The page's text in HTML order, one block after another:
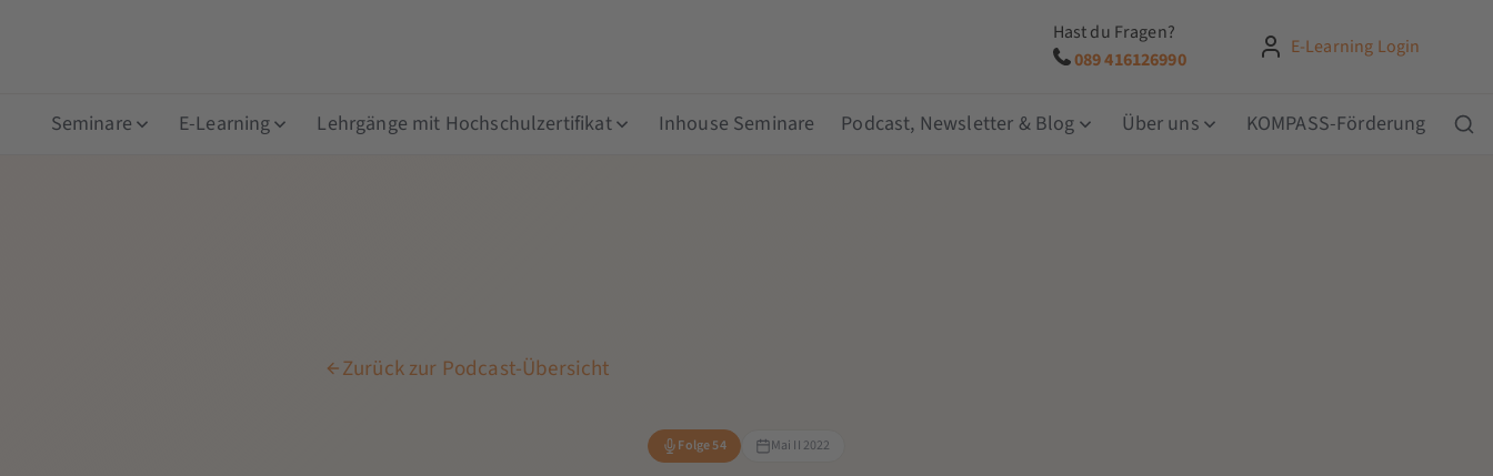
Hast du Fragen?
089 416126990
E-Learning Login
Seminare E-Learning Lehrgänge mit Hochschulzertifikat Inhouse Seminare Podcast, Newsletter & Blog Über uns KOMPASS-Förderung
Zurück zur Podcast-Übersicht
Folge 54 Mai II 2022